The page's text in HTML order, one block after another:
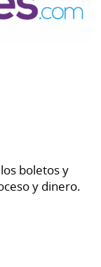
boletos y
y dinero.